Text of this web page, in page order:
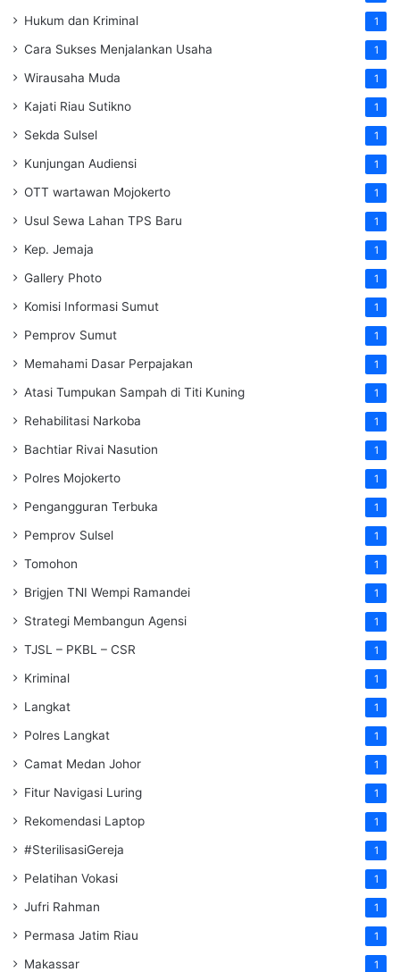
Hukum dan Kriminal 1
Cara Sukses Menjalankan Usaha 1
Wirausaha Muda 1
Kajati Riau Sutikno 1
Sekda Sulsel 1
Kunjungan Audiensi 1
OTT wartawan Mojokerto 1
Usul Sewa Lahan TPS Baru 1
Kep. Jemaja 1
Gallery Photo 1
Komisi Informasi Sumut 1
Pemprov Sumut 1
Memahami Dasar Perpajakan 1
Atasi Tumpukan Sampah di Titi Kuning 1
Rehabilitasi Narkoba 1
Bachtiar Rivai Nasution 1
Polres Mojokerto 1
Pengangguran Terbuka 1
Pemprov Sulsel 1
Tomohon 1
Brigjen TNI Wempi Ramandei 1
Strategi Membangun Agensi 1
TJSL – PKBL – CSR 1
Kriminal 1
Langkat 1
Polres Langkat 1
Camat Medan Johor 1
Fitur Navigasi Luring 1
Rekomendasi Laptop 1
#SterilisasiGereja 1
Pelatihan Vokasi 1
Jufri Rahman 1
Permasa Jatim Riau 1
Makassar 1